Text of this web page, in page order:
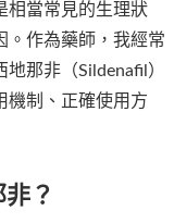
相當常見的生理狀
。作為藥師，我經常
那非（Sildenafil）
機制、正確使用方
？